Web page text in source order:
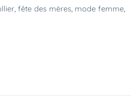
fête des mères mode femme